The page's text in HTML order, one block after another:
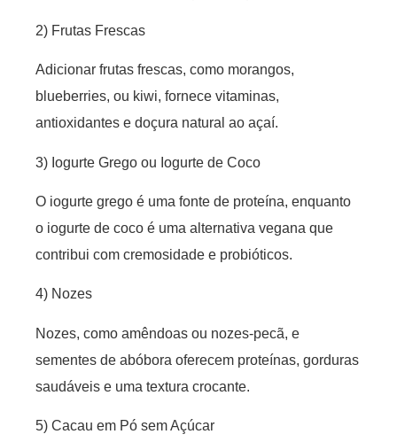
2) Frutas Frescas
Adicionar frutas frescas, como morangos,
blueberries, ou kiwi, fornece vitaminas,
antioxidantes e doçura natural ao açaí.
3) Iogurte Grego ou Iogurte de Coco
O iogurte grego é uma fonte de proteína, enquanto
o iogurte de coco é uma alternativa vegana que
contribui com cremosidade e probióticos.
4) Nozes
Nozes, como amêndoas ou nozes-pecã, e
sementes de abóbora oferecem proteínas, gorduras
saudáveis e uma textura crocante.
5) Cacau em Pó sem Açúcar